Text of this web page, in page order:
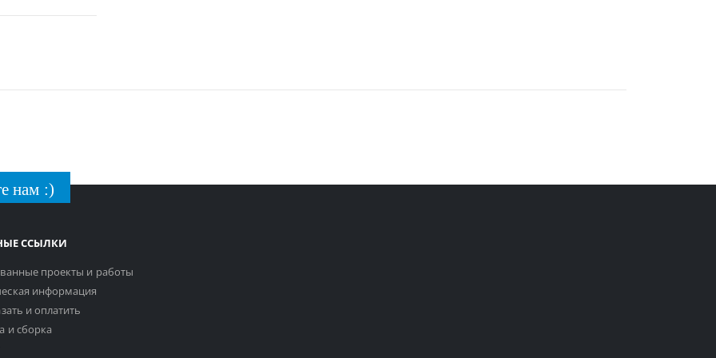
нам :)
ССЫЛКИ
проекты и работы
информация
и оплатить
и сборка